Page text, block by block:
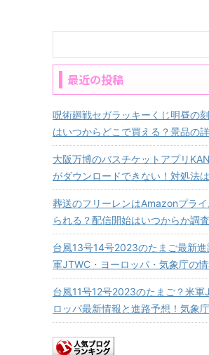
最近の投稿
呪術廻戦セガラッキーくじ明昼の
はいつからどこで買える？景品の
大阪万博のバスチケットアプリ
がダウンロードできない！対処法
葬送のフリーレンはAmazonプラ
られる？配信開始はいつからか調査
台風13号14号2023のたまご最新
軍JTWC・ヨーロッパ・気象庁の
台風11号12号2023のたまご？米軍
ロッパ最新情報と進路予想！気象